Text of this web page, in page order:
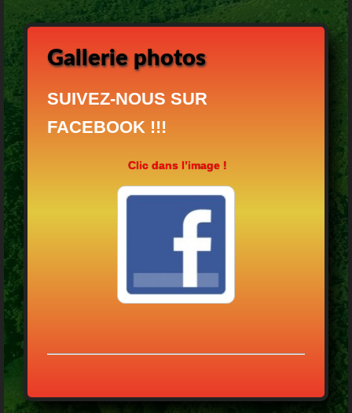
Gallerie photos
SUIVEZ-NOUS SUR
FACEBOOK !!!
Clic dans l’image !